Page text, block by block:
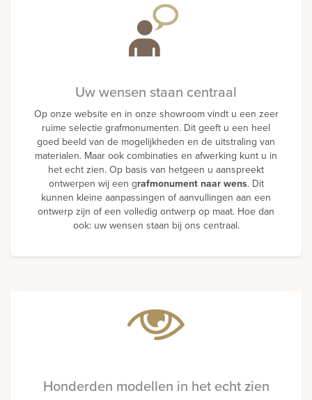
Uw wensen staan centraal
Op onze website en in onze showroom vindt u een zeer
ruime selectie grafmonumenten. Dit geeft u een heel
goed beeld van de mogelijkheden en de uitstraling van
materialen. Maar ook combinaties en afwerking kunt u in
het echt zien. Op basis van hetgeen u aanspreekt
ontwerpen wij een grafmonument naar wens. Dit
kunnen kleine aanpassingen of aanvullingen aan een
ontwerp zijn of een volledig ontwerp op maat. Hoe dan
ook: uw wensen staan bij ons centraal.
Honderden modellen in het echt zien